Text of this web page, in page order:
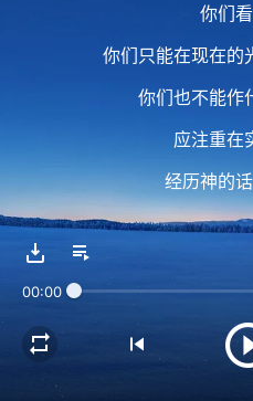
你们看
你们只能在现在的
你们也不能作
应注重在
经历神的话
作出刚强
2 虽然肉
00:00